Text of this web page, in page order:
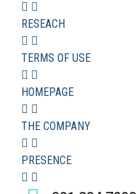
RESEACH
TERMS OF USE
HOMEPAGE
THE COMPANY
PRESENCE